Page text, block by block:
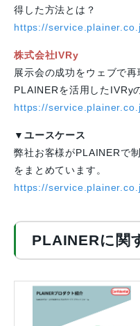
得した方法とは？
https://
株式会社IVRy
展示会の成功をウェブで再
PLAINERを活用したIVRy
https://
▼ ユースケース
弊社お客様がPLAINERで
をまとめています。
https://
PLAINERに関